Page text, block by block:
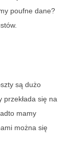
poufne dane?
są dużo
się na
mamy
można się